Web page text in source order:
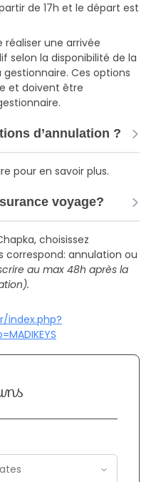
de 17h et le départ est
une arrivée
selon la disponibilité de la
Ces options
et doivent être
d’annulation ?
pour en savoir plus.
voyage?
choisissez
correspond: annulation ou
au max 48h après la
index.php?